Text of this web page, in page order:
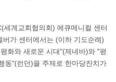
세계교회협의회) 에큐메니컬 센터
가 센터에서는 (이하 기도순례)
화와 새로운 시대"(제네바)와 "평
동"(런던)을 주제로 한마당잔치가